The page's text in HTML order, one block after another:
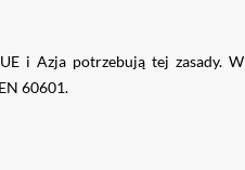
i Azja potrzebują tej zasady. W
60601.